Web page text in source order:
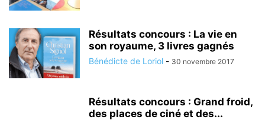
Résultats concours : La vie en
son royaume, 3 livres gagnés
Bénédicte de Loriol - 30 novembre 2017
Résultats concours : Grand froid,
des places de ciné et des...